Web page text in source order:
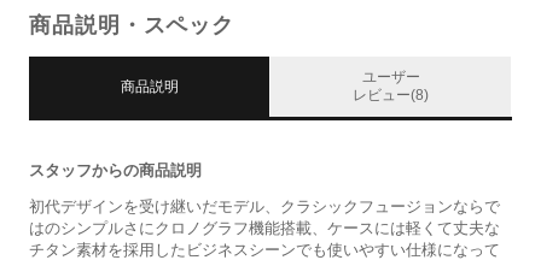
商品説明・スペック
商品説明
ユーザー
レビュー(8)
スタッフからの商品説明
初代デザインを受け継いだモデル、クラシックフュージョンならで
はのシンプルさにクロノグラフ機能搭載、ケースには軽くて丈夫な
チタン素材を採用したビジネスシーンでも使いやすい仕様になって